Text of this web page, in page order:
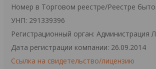
Номер в Торговом реестре/Реестре
УНП: 291339396
Регистрационный орган: Администрация
Дата регистрации компании: 26.09.2014
Ссылка на свидетельство/лицензию